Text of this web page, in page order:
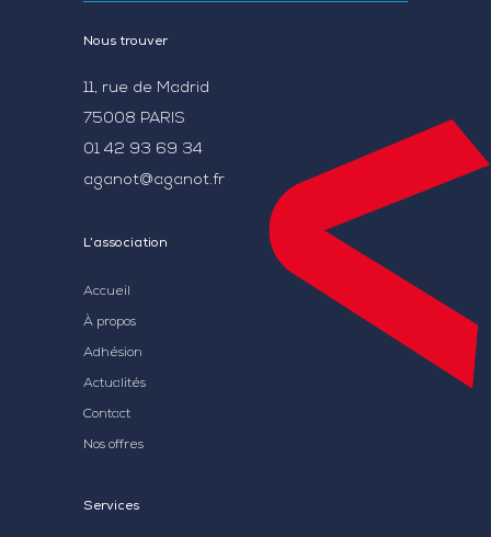
Nous trouver
11, rue de Madrid
75008 PARIS
01 42 93 69 34
aganot@aganot.fr
L’association
Accueil
À propos
Adhésion
Actualités
Contact
Nos offres
Services